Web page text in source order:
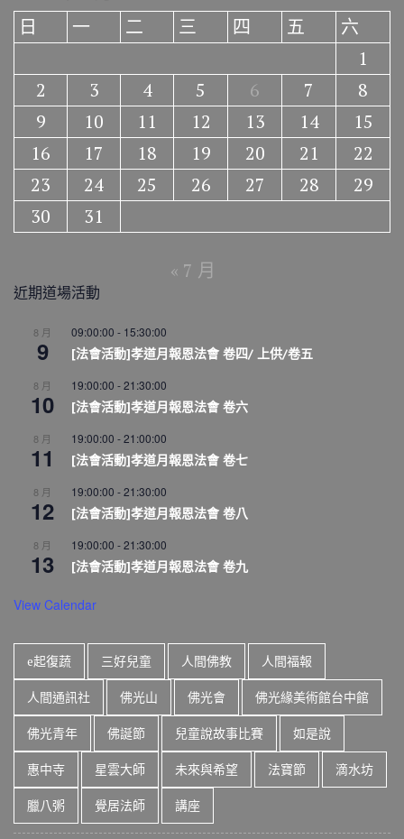
日
一 二 三 四 五
六
1
2
3 4 5 6 7
8
9
10 11 12 13 14
15
16
17 18 19 20 21
22
23
24 25 26 27 28
29
30
31
« 7 月
近期道場活動
8 月
9
09:00:00 - 15:30:00
[法會活動]孝道月報恩法會 卷四/ 上供/卷五
8 月
10
19:00:00 -21:30:00
[法會活動]孝道月報恩法會 卷六
8 月
11
19:00:00 -21:00:00
[法會活動]孝道月報恩法會 卷七
8 月
12
19:00:00 -21:30:00
[法會活動]孝道月報恩法會 卷八
8 月
13
19:00:00 -21:30:00
[法會活動]孝道月報恩法會 卷九
View Calendar
e起復蔬 三好兒童 人間佛教 人間福報
人間通訊社 佛光山 佛光會 佛光緣美術館台中館
佛光青年 佛誕節 兒童說故事比賽 如是說
惠中寺 星雲大師 未來與希望 法寶節 滴水坊
臘八粥 覺居法師 講座